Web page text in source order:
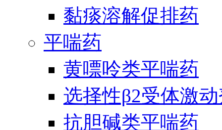
黏痰溶解促排药
平喘药
黄嘌呤类平喘药
选择性β2受体激
抗胆碱类平喘药